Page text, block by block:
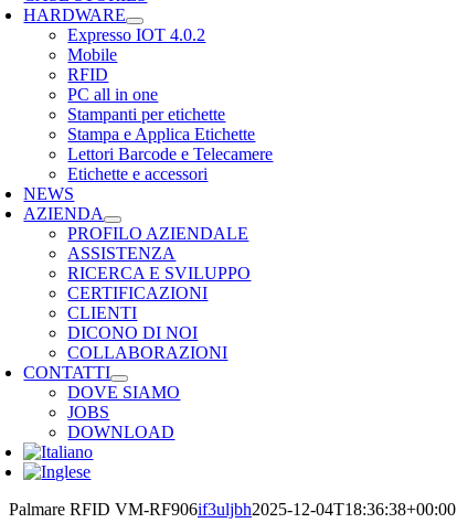
HARDWARE
Expresso IOT 4.0.2
Mobile
RFID
PC all in one
Stampanti per etichette
Stampa e Applica Etichette
Lettori Barcode e Telecamere
Etichette e accessori
NEWS
AZIENDA
PROFILO AZIENDALE
ASSISTENZA
RICERCA E SVILUPPO
CERTIFICAZIONI
CLIENTI
DICONO DI NOI
COLLABORAZIONI
CONTATTI
DOVE SIAMO
JOBS
DOWNLOAD
Palmare RFID VM-RF906if3uljbh2025-12-04T18:36:38+00:00